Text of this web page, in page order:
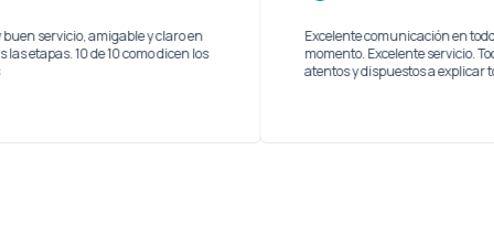
Muy buen servicio, amigable y claro en
todas las etapas. 10 de 10 como dicen los
Excelente
momento. Excelente
atentos y dispuestos